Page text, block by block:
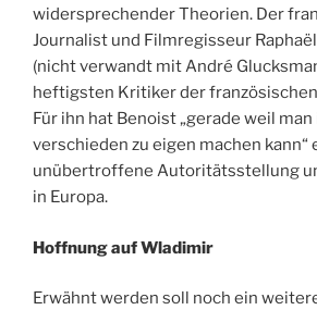
widersprechender Theorien. Der
Journalist und Filmregisseur
(nicht verwandt mit André
heftigsten Kritiker der
Für ihn hat Benoist „gerade weil
verschieden zu eigen machen kann“
unübertroffene Autoritätsstellung
in Europa.
Hoffnung auf Wladimir
Erwähnt werden soll noch ein